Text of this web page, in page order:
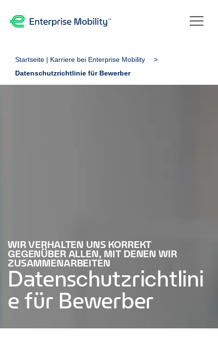
Startseite | Karriere bei Enterprise Mobility
Datenschutzrichtlinie für Bewerber
WIR VERHALTEN UNS KORREKT
GEGENÜBER ALLEN, MIT DENEN WIR
ZUSAMMENARBEITEN
Datenschutzrichtlini
e für Bewerber